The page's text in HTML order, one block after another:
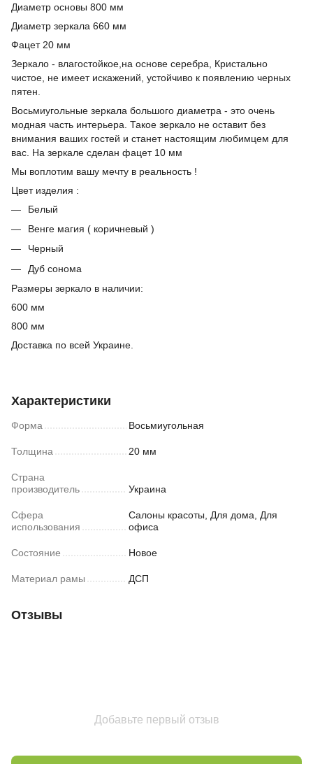
Диаметр основы 800 мм
Диаметр зеркала 660 мм
Фацет 20 мм
Зеркало - влагостойкое,на основе серебра, Кристально
чистое, не имеет искажений, устойчиво к появлению черных
пятен.
Восьмиугольные зеркала большого диаметра - это очень
модная часть интерьера. Такое зеркало не оставит без
внимания ваших гостей и станет настоящим любимцем для
вас. На зеркале сделан фацет 10 мм
Мы воплотим вашу мечту в реальность !
Цвет изделия :
Белый
Венге магия ( коричневый )
Черный
Дуб сонома
Размеры зеркало в наличии:
600 мм
800 мм
Доставка по всей Украине.
Характеристики
Форма Восьмиугольная
Толщина 20 мм
Страна
производитель
Украина
Сфера
использования
Салоны красоты, Для дома, Для
офиса
Состояние Новое
Материал рамы ДСП
Отзывы
Добавьте первый отзыв